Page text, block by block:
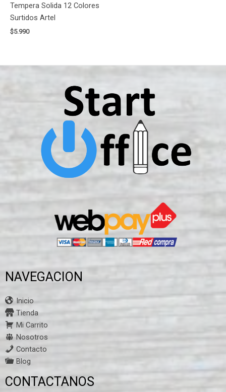
Tempera Solida 12 Colores
Surtidos Artel
$5.990
NAVEGACION
Inicio
Tienda
Mi Carrito
Nosotros
Contacto
Blog
CONTACTANOS